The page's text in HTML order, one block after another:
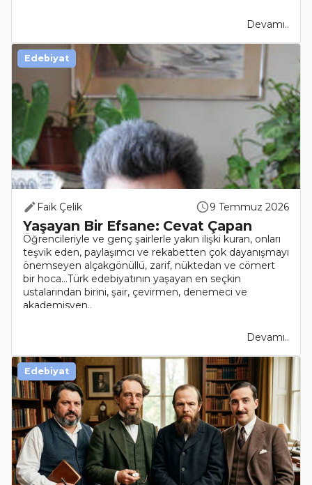
Devamı..
Faik Çelik 9 Temmuz 2026
Yaşayan Bir Efsane: Cevat Çapan
Öğrencileriyle ve genç şairlerle yakın ilişki kuran, onları
teşvik eden, paylaşımcı ve rekabetten çok dayanışmayı
önemseyen alçakgönüllü, zarif, nüktedan ve cömert
bir hoca…Türk edebiyatının yaşayan en seçkin
ustalarından birini, şair, çevirmen, denemeci ve
akademisyen..
Devamı..
Edebiyat
Edebiyat